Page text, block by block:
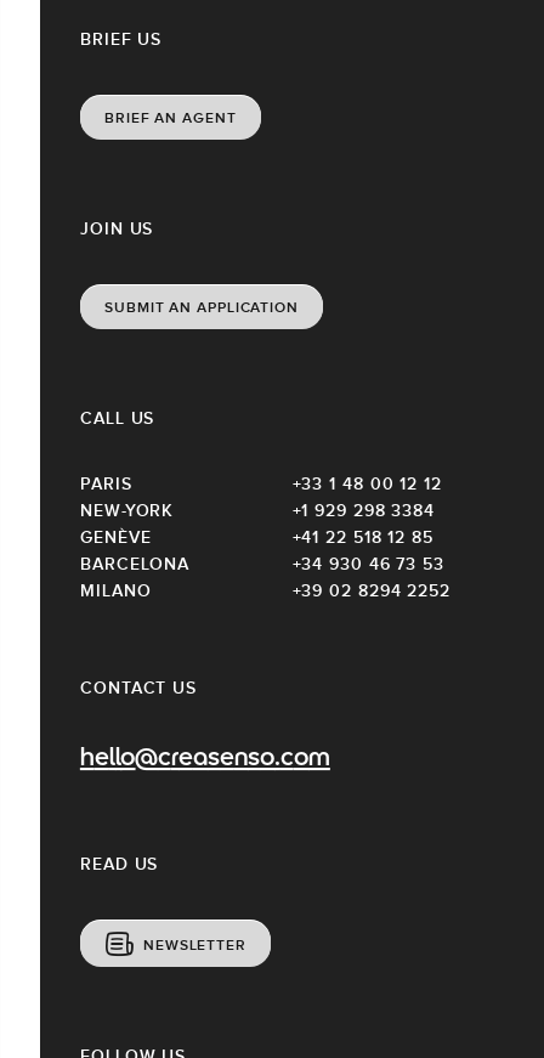
CONTACT US
hello@creasenso.com
JOIN US
SUBMIT AN APPLICATION
READ US
NEWSLETTER
CALL US
PARIS
+33 1 48 00 12 12
NEW-YORK
+1 929 298 3384
GENÈVE
+41 22 518 12 85
BARCELONA
+34 930 46 73 53
MILANO
+39 02 8294 2252
BRIEF US
BRIEF AN AGENT